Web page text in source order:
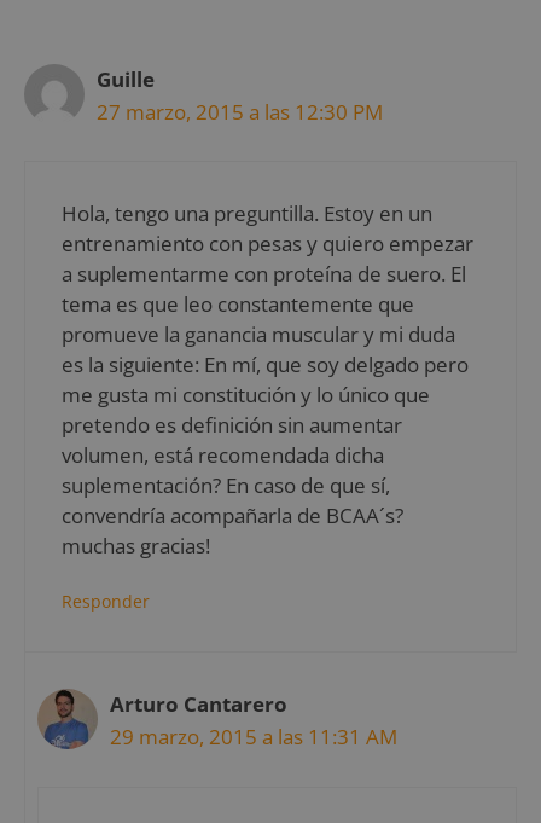
Guille
27 marzo, 2015 a las 12:30 PM
Hola, tengo una preguntilla. Estoy en un
entrenamiento con pesas y quiero empezar
a suplementarme con proteína de suero. El
tema es que leo constantemente que
promueve la ganancia muscular y mi duda
es la siguiente: En mí, que soy delgado pero
me gusta mi constitución y lo único que
pretendo es definición sin aumentar
volumen, está recomendada dicha
suplementación? En caso de que sí,
convendría acompañarla de BCAA´s?
muchas gracias!
Responder
Arturo Cantarero
29 marzo, 2015 a las 11:31 AM